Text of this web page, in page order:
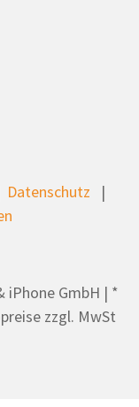
Datenschutz |
iPhone GmbH | *
zzgl. MwSt